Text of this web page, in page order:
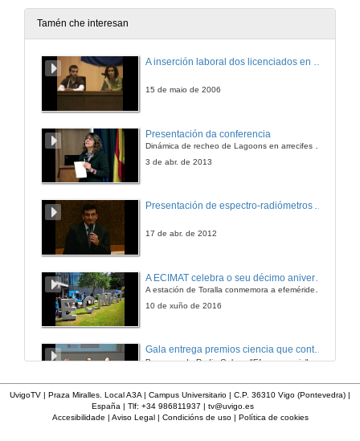
Tamén che interesan
A inserción laboral dos licenciados en Ciencias do Mar: a carreira investigadora
15 de maio de 2006
Presentación da conferencia
Dinámica de recheo de Lagoons en arrecifes de coral
3 de abr. de 2013
Presentación de espectro-radiómetros ASD
17 de abr. de 2012
A estación de Toralla conmemora a efeméride asinando un convenio coa Universidad del País Vasco
10 de xuño de 2016
Gala entrega premios ciencia que conta 2014. Fundación Barrié
Programa de Radio Galega "Efervescencia"
UvigoTV | Praza Miralles. Local A3A | Campus Universitario | C.P. 36310 Vigo (Pontevedra) |
España | Tlf: +34 986811937 | tv@uvigo.es
Accesibilidade | Aviso Legal| Condicións de uso| Política de cookies